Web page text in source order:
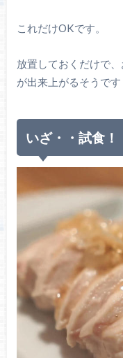
これだけOKです。
放置しておくだけで
が出来上がるそうです
いざ・・試食！